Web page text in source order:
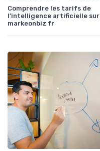
Comprendre les tarifs de
l’intelligence artificielle sur
markeonbiz fr